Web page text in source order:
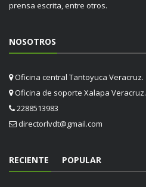
prensa escrita, entre otros.
NOSOTROS
Oficina central Tantoyuca Veracruz.
Oficina de soporte Xalapa Veracruz.
2288513983
directorlvdt@gmail.com
RECIENTE POPULAR